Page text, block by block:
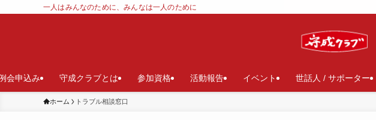
一人はみんなのために、みんなは一人のために
会申込み 守成クラブとは 参加資格 活動報告 イベント 世話人 / サポーター
ホーム トラブル相談窓口